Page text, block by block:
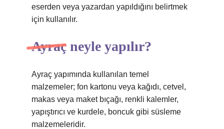
eserden veya yazardan yapıldığını belirtmek
için kullanılır.
Ayraç neyle yapılır?
Ayraç yapımında kullanılan temel
malzemeler; fon kartonu veya kağıdı, cetvel,
makas veya maket bıçağı, renkli kalemler,
yapıştırıcı ve kurdele, boncuk gibi süsleme
malzemeleridir.